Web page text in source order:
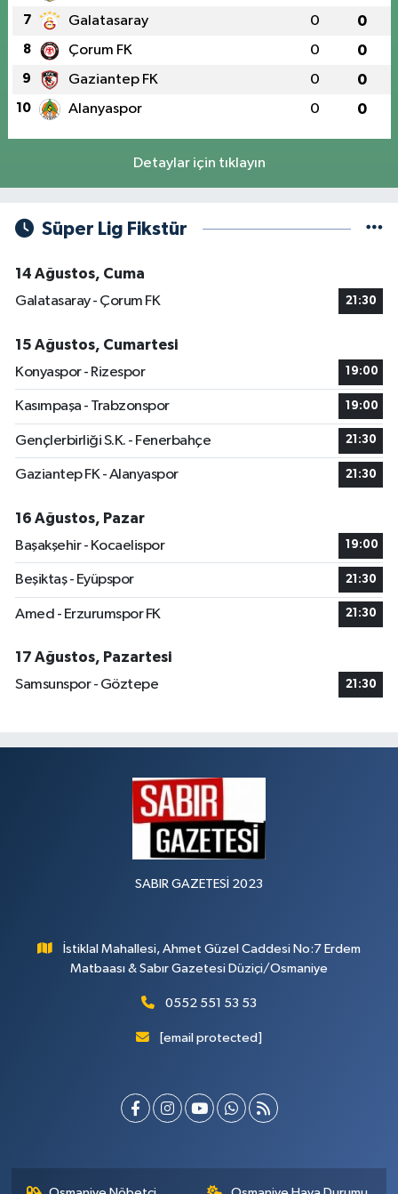
7 Galatasaray 0 0
8 Çorum FK 0 0
9 Gaziantep FK 0 0
10 Alanyaspor 0 0
Detaylar için tıklayın
Süper Lig Fikstür
14 Ağustos, Cuma
Galatasaray - Çorum FK
21:30
15 Ağustos, Cumartesi
Konyaspor - Rizespor
19:00
Kasımpaşa - Trabzonspor 19:00
Gençlerbirliği S.K. - Fenerbahçe 21:30
Gaziantep FK - Alanyaspor 21:30
16 Ağustos, Pazar
Başakşehir - Kocaelispor
19:00
Beşiktaş - Eyüpspor 21:30
Amed - Erzurumspor FK 21:30
17 Ağustos, Pazartesi
Samsunspor - Göztepe
21:30
SABIR GAZETESİ 2023
İstiklal Mahallesi, Ahmet Güzel Caddesi No:7 Erdem
Matbaası & Sabır Gazetesi Düziçi/Osmaniye
0552 551 53 53
[email protected]